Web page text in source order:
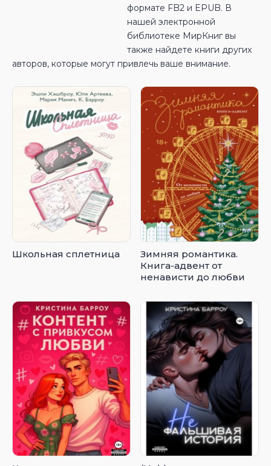
формате FB2 и EPUB. В
нашей электронной
библиотеке МирКниг вы
также найдете книги других
авторов, которые могут привлечь ваше внимание.
Школьная сплетница
Зимняя романтика.
Книга-адвент от
ненависти до любви